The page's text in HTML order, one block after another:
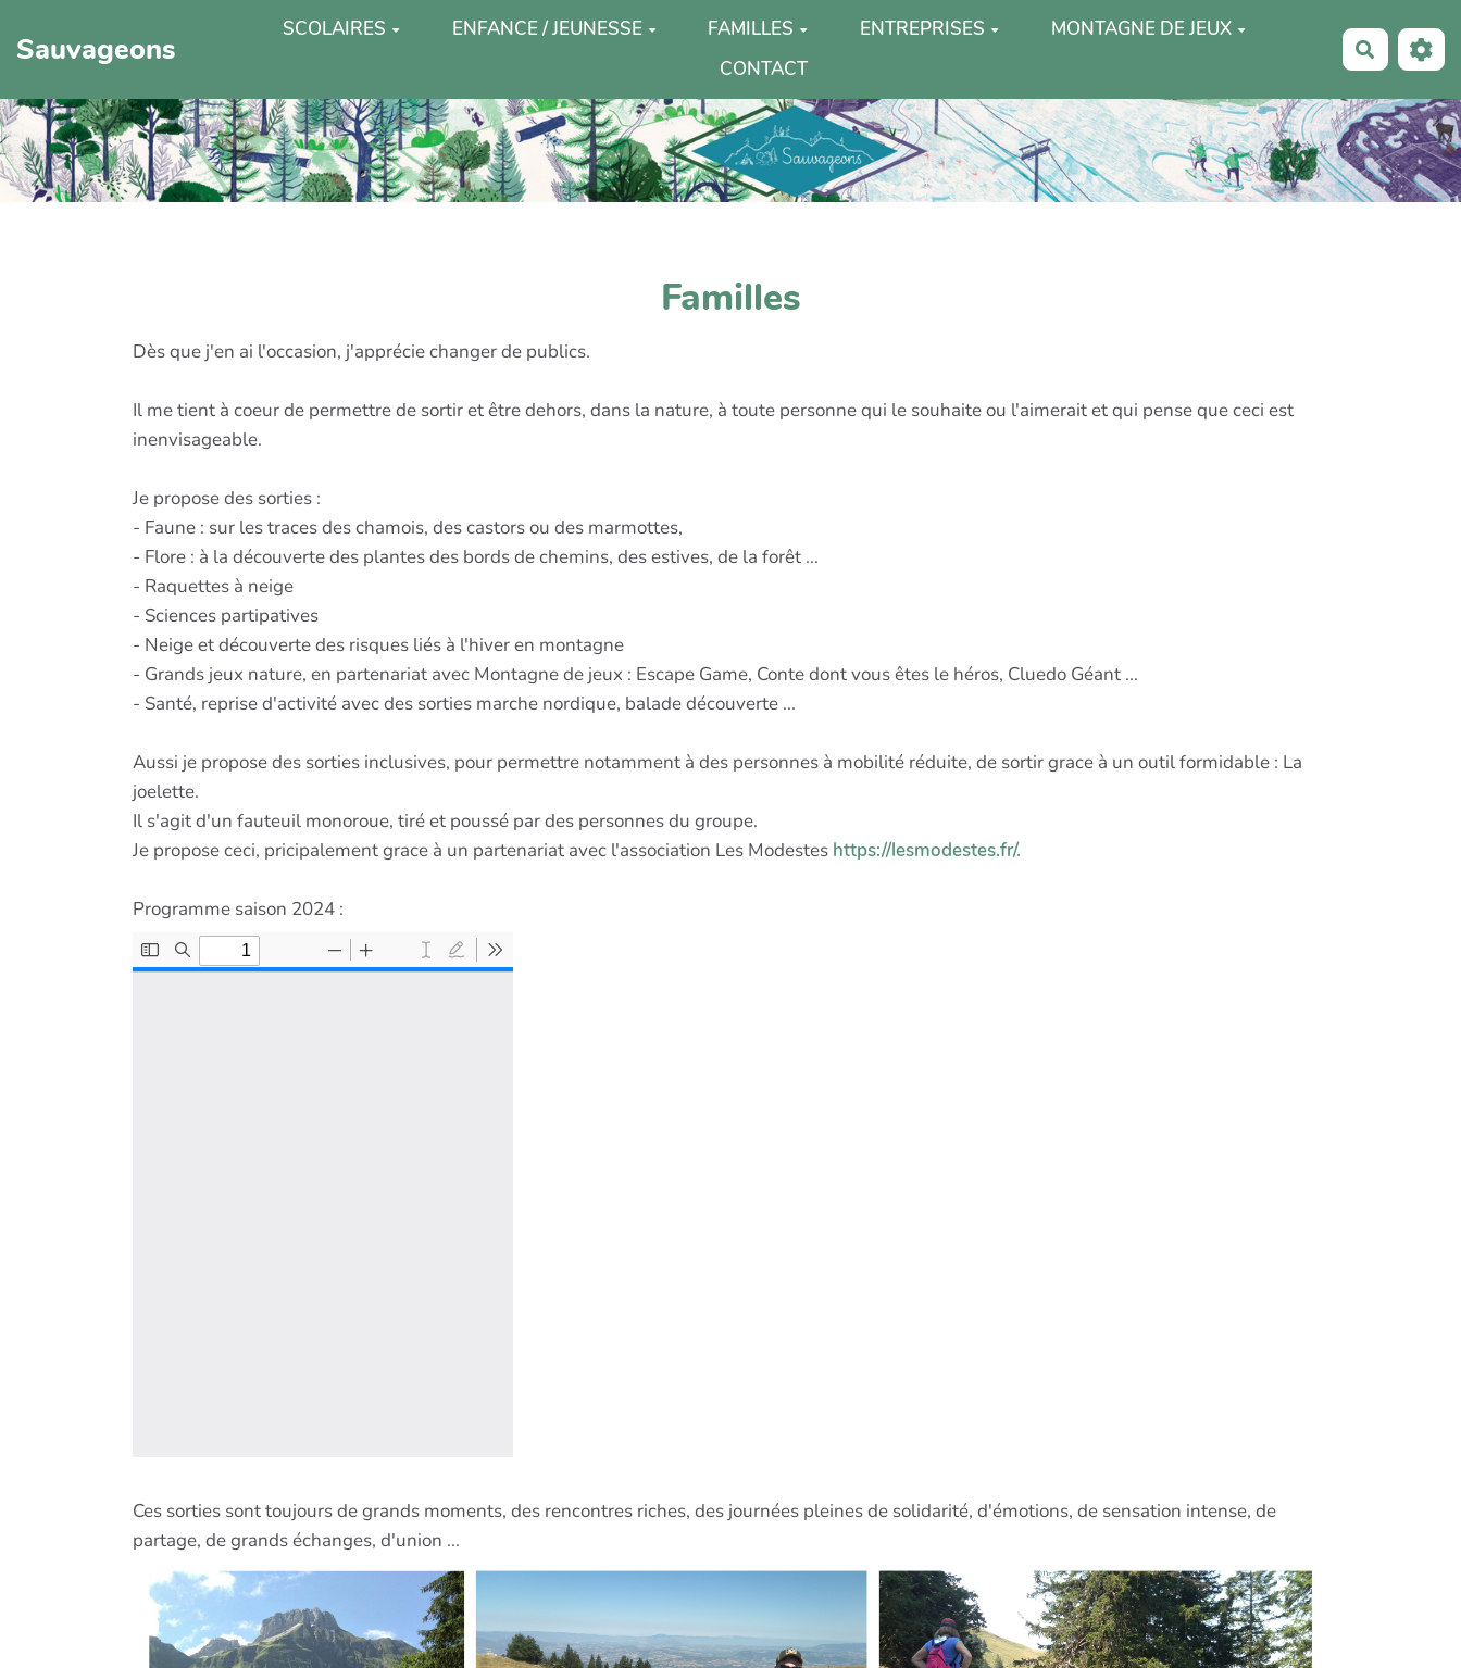
Sauvageons
SCOLAIRES ENFANCE / JEUNESSE FAMILLES ENTREPRISES
MONTAGNE DE JEUX
CONTACT
Familles
Dès que j'en ai l'occasion, j'apprécie changer de publics.
Il me tient à coeur de permettre de sortir et être dehors, dans la nature, à toute personne qui le souhaite ou l'aimerait et qui pense que ceci est
inenvisageable.
Je propose des sorties :
- Faune : sur les traces des chamois, des castors ou des marmottes,
- Flore : à la découverte des plantes des bords de chemins, des estives, de la forêt ...
- Raquettes à neige
- Sciences partipatives
- Neige et découverte des risques liés à l'hiver en montagne
- Grands jeux nature, en partenariat avec Montagne de jeux : Escape Game, Conte dont vous êtes le héros, Cluedo Géant ...
- Santé, reprise d'activité avec des sorties marche nordique, balade découverte ...
Aussi je propose des sorties inclusives, pour permettre notamment à des personnes à mobilité réduite, de sortir grace à un outil formidable : La
joelette.
Il s'agit d'un fauteuil monoroue, tiré et poussé par des personnes du groupe.
Je propose ceci, pricipalement grace à un partenariat avec l'association Les Modestes https://lesmodestes.fr/.
Programme saison 2024 :
Ces sorties sont toujours de grands moments, des rencontres riches, des journées pleines de solidarité, d'émotions, de sensation intense, de
partage, de grands échanges, d'union ...